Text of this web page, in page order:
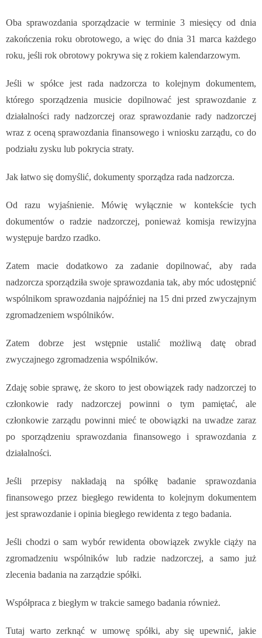
Oba sprawozdania sporządzacie w terminie 3 miesięcy od dnia
zakończenia roku obrotowego, a więc do dnia 31 marca każdego
roku, jeśli rok obrotowy pokrywa się z rokiem kalendarzowym.
Jeśli w spółce jest rada nadzorcza to kolejnym dokumentem,
którego sporządzenia musicie dopilnować jest sprawozdanie z
działalności rady nadzorczej oraz sprawozdanie rady nadzorczej
wraz z oceną sprawozdania finansowego i wniosku zarządu, co do
podziału zysku lub pokrycia straty.
Jak łatwo się domyślić, dokumenty sporządza rada nadzorcza.
Od razu wyjaśnienie. Mówię wyłącznie w kontekście tych
dokumentów o radzie nadzorczej, ponieważ komisja rewizyjna
występuje bardzo rzadko.
Zatem macie dodatkowo za zadanie dopilnować, aby rada
nadzorcza sporządziła swoje sprawozdania tak, aby móc udostępnić
wspólnikom sprawozdania najpóźniej na 15 dni przed zwyczajnym
zgromadzeniem wspólników.
Zatem dobrze jest wstępnie ustalić możliwą datę obrad
zwyczajnego zgromadzenia wspólników.
Zdaję sobie sprawę, że skoro to jest obowiązek rady nadzorczej to
członkowie rady nadzorczej powinni o tym pamiętać, ale
członkowie zarządu powinni mieć te obowiązki na uwadze zaraz
po sporządzeniu sprawozdania finansowego i sprawozdania z
działalności.
Jeśli przepisy nakładają na spółkę badanie sprawozdania
finansowego przez biegłego rewidenta to kolejnym dokumentem
jest sprawozdanie i opinia biegłego rewidenta z tego badania.
Jeśli chodzi o sam wybór rewidenta obowiązek zwykle ciąży na
zgromadzeniu wspólników lub radzie nadzorczej, a samo już
zlecenia badania na zarządzie spółki.
Współpraca z biegłym w trakcie samego badania również.
Tutaj warto zerknąć w umowę spółki, aby się upewnić, jakie